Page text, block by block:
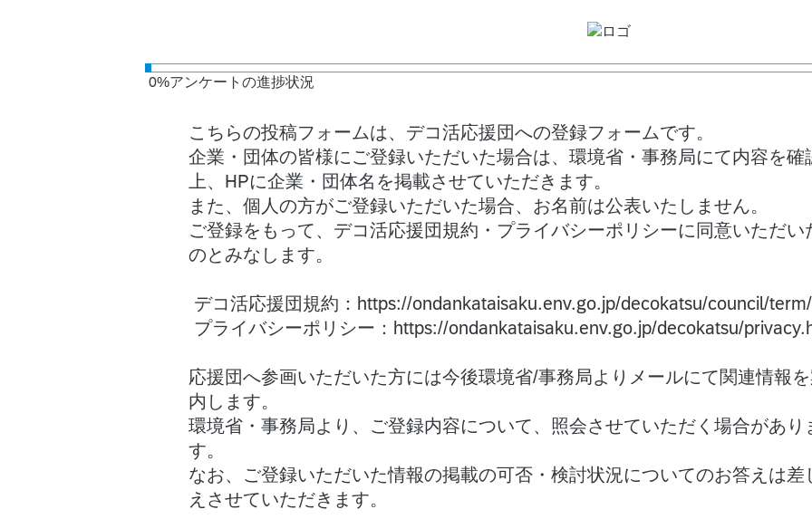
0%アンケートの進捗状況
こちらの投稿フォームは、デコ活応援団への登録フォームです。
企業・団体の皆様にご登録いただいた場合は、環境省・事務局にて内容を確
上、HPに企業・団体名を掲載させていただきます。
また、個人の方がご登録いただいた場合、お名前は公表いたしません。
ご登録をもって、デコ活応援団規約・プライバシーポリシーに同意いただい
のとみなします。
デコ活応援団規約：https://ondankataisaku.env.go.jp/decokatsu/council/term/
プライバシーポリシー：https://ondankataisaku.env.go.jp/decokatsu/
応援団へ参画いただいた方には今後環境省/事務局よりメールにて関連情報
内します。
環境省・事務局より、ご登録内容について、照会させていただく場合があり
す。
なお、ご登録いただいた情報の掲載の可否・検討状況についてのお答えは差
えさせていただきます。